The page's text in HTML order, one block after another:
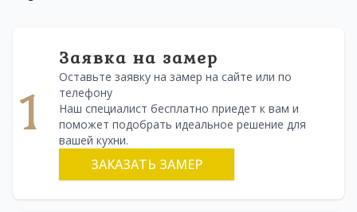
1
Заявка на замер
Оставьте заявку на замер на сайте или по
телефону
Наш специалист бесплатно приедет к вам и
поможет подобрать идеальное решение для
вашей кухни.
ЗАКАЗАТЬ ЗАМЕР